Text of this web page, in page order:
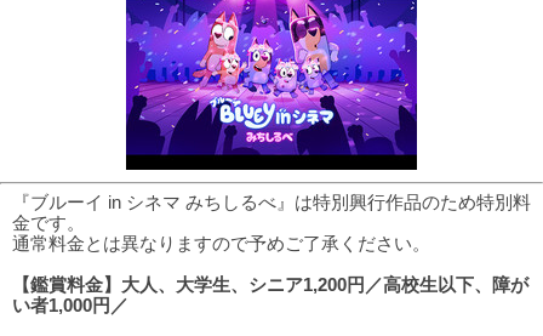
『ブルーイ in シネマ みちしるべ』は特別興行作品のため特別料
金です。
通常料金とは異なりますので予めご了承ください。
【鑑賞料金】大人、大学生、シニア1,200円／高校生以下、障が
い者1,000円／